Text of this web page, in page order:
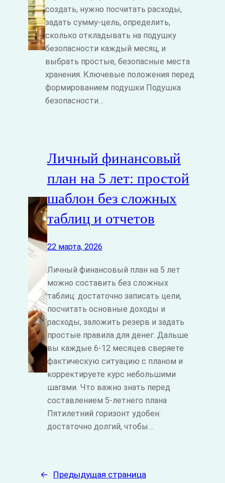
создать, нужно посчитать расходы,
задать сумму‑цель, определить,
сколько откладывать на подушку
безопасности каждый месяц, и
выбрать простые, безопасные места
хранения. Ключевые положения перед
формированием подушки Подушка
безопасности…
Личный финансовый
план на 5 лет: простой
шаблон без сложных
таблиц и отчетов
22 марта, 2026
Личный финансовый план на 5 лет
можно составить без сложных
таблиц: достаточно записать цели,
посчитать основные доходы и
расходы, заложить резерв и задать
простые правила для денег. Дальше
вы каждые 6-12 месяцев сверяете
фактическую ситуацию с планом и
корректируете курс небольшими
шагами. Что важно знать перед
составлением 5‑летнего плана
Пятилетний горизонт удобен:
достаточно долгий, чтобы…
← Предыдущая страница